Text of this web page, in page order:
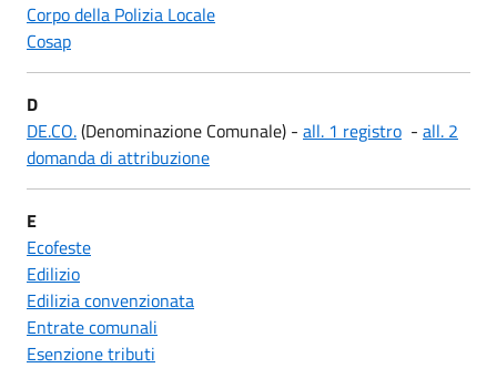
Corpo della Polizia Locale
Cosap
D
DE.CO.(Denominazione Comunale) - all. 1 registro - all. 2
domanda di attribuzione
E
Ecofeste
Edilizio
Edilizia convenzionata
Entrate comunali
Esenzione tributi